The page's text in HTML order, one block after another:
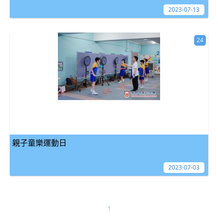
2023-07-13
親子童樂運動日
24
2023-07-03
1